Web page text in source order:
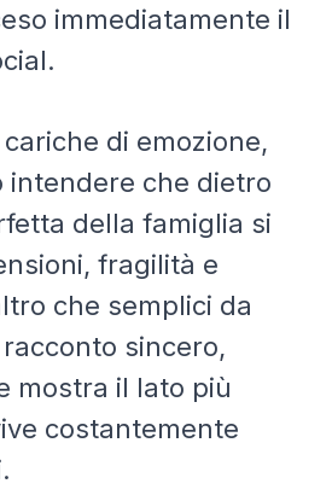
immediatamente il
di emozione,
intendere che dietro
della famiglia si
fragilità e
che semplici da
sincero,
mostra il lato più
costantemente